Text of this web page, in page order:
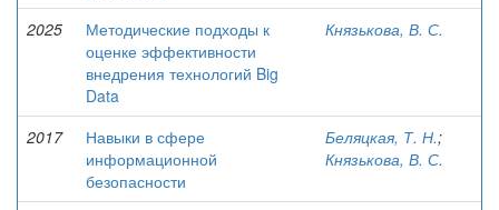
2025
Методические подходы к
оценке эффективности
внедрения технологий Big
Data
Князькова, В. С.
2017
Навыки в сфере
информационной
безопасности
Беляцкая, Т. Н.;
Князькова, В. С.